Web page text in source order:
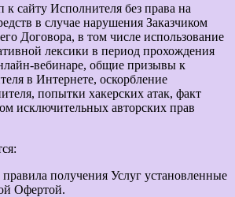
к сайту Исполнителя без права на
в случае нарушения Заказчиком
Договора, в том числе использование
лексики в период прохождения
вебинаре, общие призывы к
в Интернете, оскорбление
попытки хакерских атак, факт
исключительных авторских прав
получения Услуг установленные
Офертой.